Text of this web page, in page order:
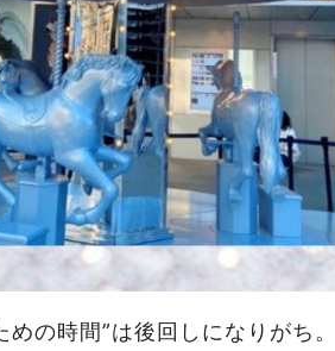
の時間”は後回しになりがち。